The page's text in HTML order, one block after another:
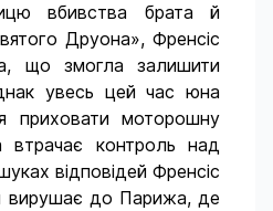
вбивства брата й
Друона», Френсіс
що змогла залишити
увесь цей час юна
приховати моторошну
контроль над
відповідей Френсіс
вирушає до Парижа, де